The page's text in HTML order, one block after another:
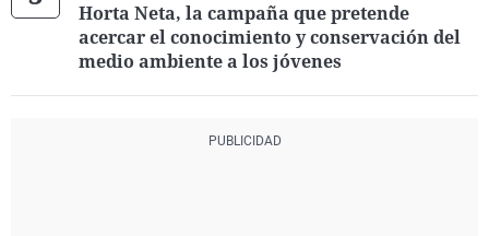
Horta Neta, la campaña que pretende
acercar el conocimiento y conservación del
medio ambiente a los jóvenes